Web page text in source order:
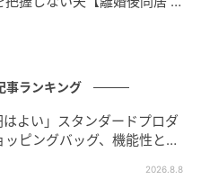
事ランキング
はよい」スタンダードプロダ
ピングバッグ、機能性とデ
2026.8.8